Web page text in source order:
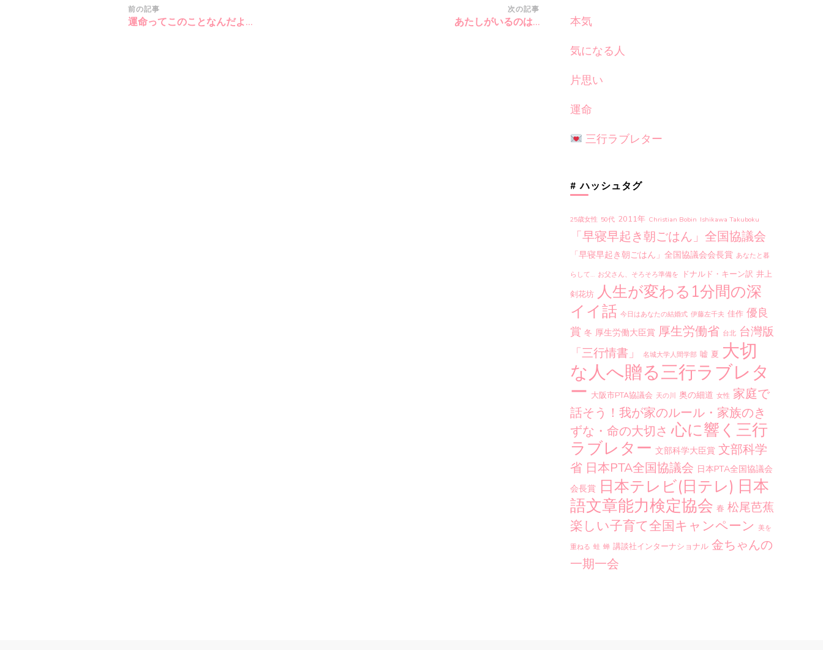
投
稿
前の記事
運命ってこのことなんだよ…
次の記事
あたしがいるのは…
本気
気になる人
片思い
運命
三行ラブレター
# ハッシュタグ
25歳女性 50代 2011年 Christian Bobin Ishikawa Takuboku
「早寝早起き朝ごはん」全国協議会
「早寝早起き朝ごはん」全国協議会会長賞 あなたと暮
らして… お父さん、そろそろ準備を ドナルド・キーン訳 井上
剣花坊 人生が変わる1分間の深
イイ話 今日はあなたの結婚式 伊藤左千夫 佳作 優良
賞 冬 厚生労働大臣賞 厚生労働省 台北 台灣版
「三行情書」
名城大学人間学部 嘘 夏 大切
な人へ贈る三行ラブレタ
ー 大阪市PTA協議会 天の川 奥の細道 女性 家庭で
話そう！我が家のルール・家族のき
ずな・命の大切さ 心に響く三行
ラブレター 文部科学大臣賞 文部科学
省 日本PTA全国協議会 日本PTA全国協議会
会長賞 日本テレビ(日テレ) 日本
語文章能力検定協会 春 松尾芭蕉
楽しい子育て全国キャンペーン 美を
重ねる 蛙 蝉 講談社インターナショナル 金ちゃんの
一期一会